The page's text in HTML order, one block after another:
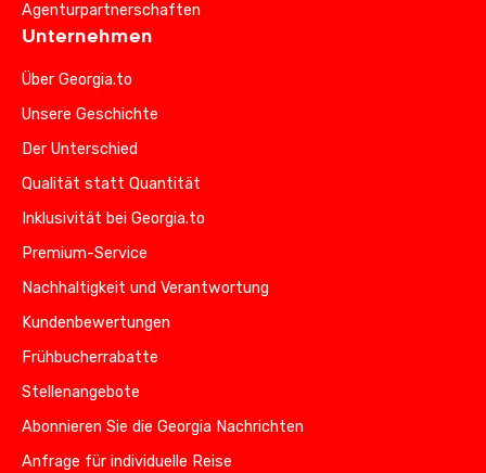
Agenturpartnerschaften
Unternehmen
Über Georgia.to
Unsere Geschichte
Der Unterschied
Qualität statt Quantität
Inklusivität bei Georgia.to
Premium-Service
Nachhaltigkeit und Verantwortung
Kundenbewertungen
Frühbucherrabatte
Stellenangebote
Abonnieren Sie die Georgia Nachrichten
Anfrage für individuelle Reise